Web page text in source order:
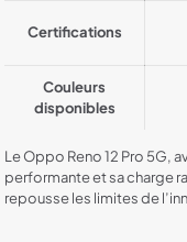
Certifications
Couleurs
disponibles
Le Oppo Reno 12 Pro 5G,
performante et sa charge
repousse les limites de